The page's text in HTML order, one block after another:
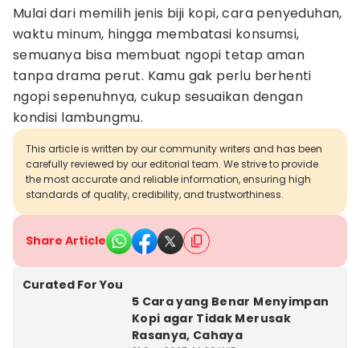
Mulai dari memilih jenis biji kopi, cara penyeduhan,
waktu minum, hingga membatasi konsumsi,
semuanya bisa membuat ngopi tetap aman
tanpa drama perut. Kamu gak perlu berhenti
ngopi sepenuhnya, cukup sesuaikan dengan
kondisi lambungmu.
This article is written by our community writers and has been
carefully reviewed by our editorial team. We strive to provide
the most accurate and reliable information, ensuring high
standards of quality, credibility, and trustworthiness.
Share Article
Curated For You
5 Cara yang Benar Menyimpan
Kopi agar Tidak Merusak
Rasanya, Cahaya